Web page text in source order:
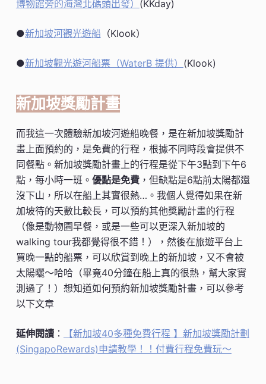
博物館旁的海灣北碼頭出發） (KKday)
●新加坡河觀光遊船（Klook）
●新加坡觀光遊河船票（WaterB 提供） (Klook)
新加坡獎勵計畫
而我這一次體驗新加坡河遊船晚餐，是在新加坡獎勵計
畫上面預約的，是免費的行程，根據不同時段會提供不
同餐點。新加坡獎勵計畫上的行程是從下午3點到下午6
點，每小時一班。 優點是免費，但缺點是6點前太陽都還
沒下山，所以在船上其實很熱…。我個人覺得如果在新
加坡待的天數比較長，可以預約其他獎勵計畫的行程
（像是動物園早餐，或是一些可以更深入新加坡的
walking tour我都覺得很不錯！），然後在旅遊平台上
買晚一點的船票，可以欣賞到晚上的新加坡，又不會被
太陽曬～哈哈（畢竟40分鐘在船上真的很熱，幫大家實
測過了！）想知道如何預約新加坡獎勵計畫，可以參考
以下文章
延伸閱讀：
【新加坡40多種免費行程 】新加坡獎勵計劃
(SingapoRewards)申請教學！！付費行程免費玩～